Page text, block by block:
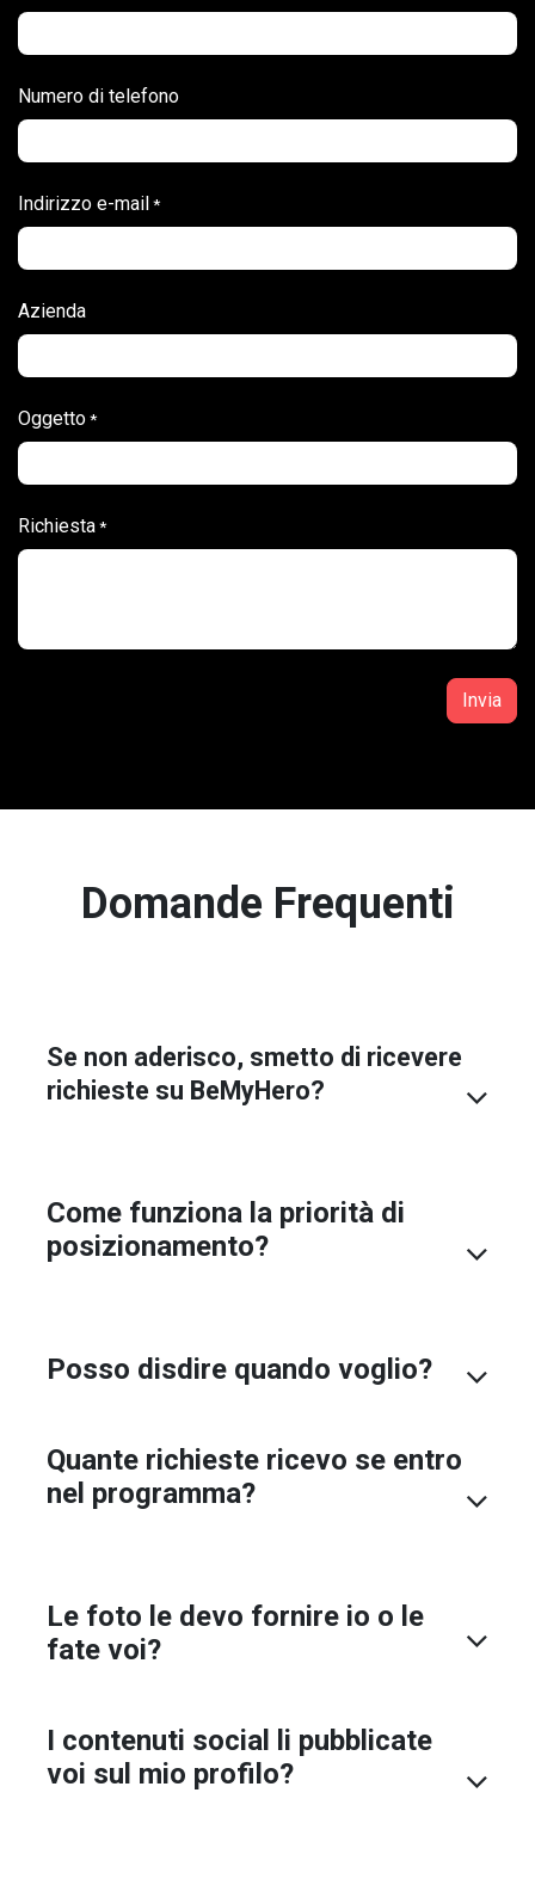
Numero di telefono
Indirizzo e-mail*
Azienda
Oggetto*
Richiesta*
Invia
Domande Frequenti
Se non aderisco, smetto di ricevere
richieste su BeMyHero?
Come funziona la priorità di
posizionamento?
Posso disdire quando voglio?
Quante richieste ricevo se entro
nel programma?
Le foto le devo fornire io o le
fate voi?
I contenuti social li pubblicate
voi sul mio profilo?